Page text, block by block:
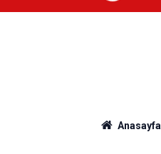
Anasayfa